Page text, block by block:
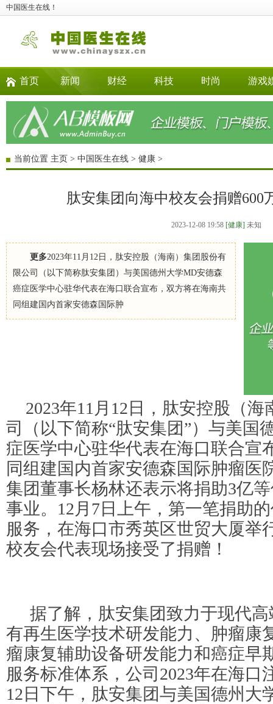
中国医生在线！
首页 新闻 财经 科技 时尚 游戏
当前位置 主页 > 中国医生在线 > 健康 >
肽安集团向海中校友会捐赠600
2023-12-08 19:58 [健康] 未知
更多2023年11月12日，肽安控股（海南）集团股份有
限公司（以下简称肽安集团）与美国德州大学MD安德森
癌症医学中心驻华代表在海口联合宣布，双方将在海南共
同组建国内首家安德森国际肿
2023年11月12日，肽安控股（
司（以下简称“肽安集团”）与美国
症医学中心驻华代表在海口联合宣
同组建国内首家安德森国际肿瘤医
集团董事长杨林还表示将捐助3亿
事业。12月7日上午，第一笔捐助
服务，在海口市秀英区世贸大厦举
校友会代表现场接受了捐赠！
据了解，肽安集团致力于现代
有再生医学技术研发能力、肿瘤康
瘤康复辅助设备研发能力和癌症早
服务标准体系，公司2023年在海口
12日下午，肽安集团与美国德州大